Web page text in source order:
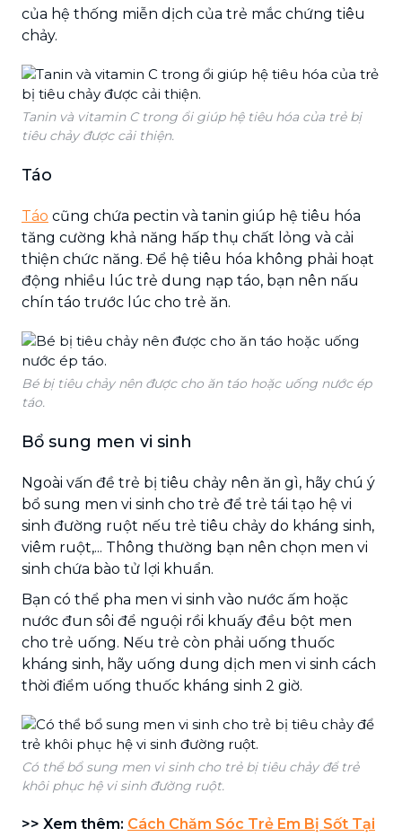
của hệ thống miễn dịch của trẻ mắc chứng tiêu
chảy.
Tanin và vitamin C trong ổi giúp hệ tiêu hóa của trẻ bị
tiêu chảy được cải thiện.
Táo
Táo cũng chứa pectin và tanin giúp hệ tiêu hóa
tăng cường khả năng hấp thụ chất lỏng và cải
thiện chức năng. Để hệ tiêu hóa không phải hoạt
động nhiều lúc trẻ dung nạp táo, bạn nên nấu
chín táo trước lúc cho trẻ ăn.
Bé bị tiêu chảy nên được cho ăn táo hoặc uống nước ép
táo.
Bổ sung men vi sinh
Ngoài vấn đề trẻ bị tiêu chảy nên ăn gì, hãy chú ý
bổ sung men vi sinh cho trẻ để trẻ tái tạo hệ vi
sinh đường ruột nếu trẻ tiêu chảy do kháng sinh,
viêm ruột,... Thông thường bạn nên chọn men vi
sinh chứa bào tử lợi khuẩn.
Bạn có thể pha men vi sinh vào nước ấm hoặc
nước đun sôi để nguội rồi khuấy đều bột men
cho trẻ uống. Nếu trẻ còn phải uống thuốc
kháng sinh, hãy uống dung dịch men vi sinh cách
thời điểm uống thuốc kháng sinh 2 giờ.
Có thể bổ sung men vi sinh cho trẻ bị tiêu chảy để trẻ
khôi phục hệ vi sinh đường ruột.
>> Xem thêm: Cách Chăm Sóc Trẻ Em Bị Sốt Tại